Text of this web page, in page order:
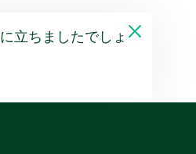
立ちましたでしょ